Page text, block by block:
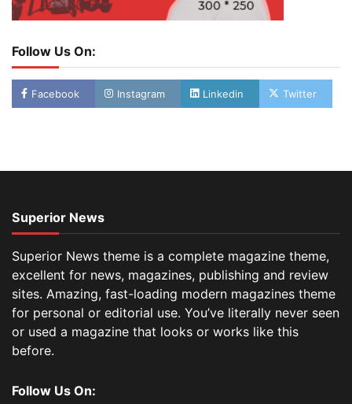
Follow Us On:
Facebook Instagram Linkedin Twitter
Superior News
Superior News theme is a complete magazine theme,
excellent for news, magazines, publishing and review
sites. Amazing, fast-loading modern magazines theme
for personal or editorial use. You’ve literally never seen
or used a magazine that looks or works like this
before.
Follow Us On: